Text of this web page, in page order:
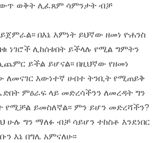
ወቅት ሊፈጸም ሳምንታት ብቻ
በእኔ እምነት ይህኛው ዘመነ ዮሐንስ
ነገሮች ሊከሰቱበት ይችላሉ የሚል ግምትን
ይችል ይሆናል፡፡ በዚህኛው የዘመነ
ለመናገር እውነተኛ ሀብተ ትንቢት የሚጠይቅ
ምዕራፍ ላይ መድረሳችንን ለመረዳት ግን
ይመስለኛል፡፡ ምን ይሆን መድረሻችን?
ሁሉ ግን ማለፉ ብቻ ሳይሆን ተከስቶ እንደነበር
እኔ በግሌ አምናለሁ፡፡